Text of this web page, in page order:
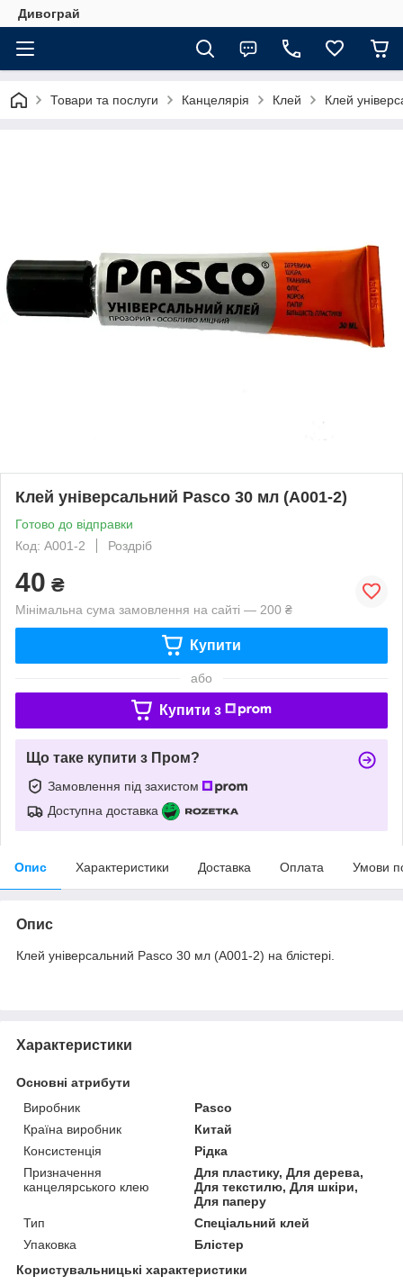
Дивограй
Товари та послуги Канцелярія Клей Клей
Клей універсальний Pasco 30 мл (A001-2)
Готово до відправки
Код: A001-2
Роздріб
40 ₴
Мінімальна сума замовлення на сайті — 200 ₴
Купити
або
Купити з
Що таке купити з Пром?
Замовлення під захистом
Доступна доставка
Опис Характеристики Доставка Оплата Умови
Опис
Клей універсальний Pasco 30 мл (A001-2) на блістері.
Характеристики
Основні атрибути
Виробник
Pasco
Країна виробник
Китай
Консистенція
Рідка
Призначення
канцелярського клею
Для пластику, Для дерева,
Для текстилю, Для шкіри,
Для паперу
Тип
Спеціальний клей
Упаковка
Блістер
Користувальницькі характеристики